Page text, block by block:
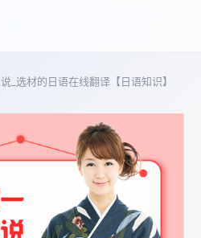
_选材的日语在线翻译【日语知识】